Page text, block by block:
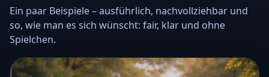
Ein paar Beispiele – ausführlich, nachvollziehbar und
so, wie man es sich wünscht: fair, klar und ohne
Spielchen.